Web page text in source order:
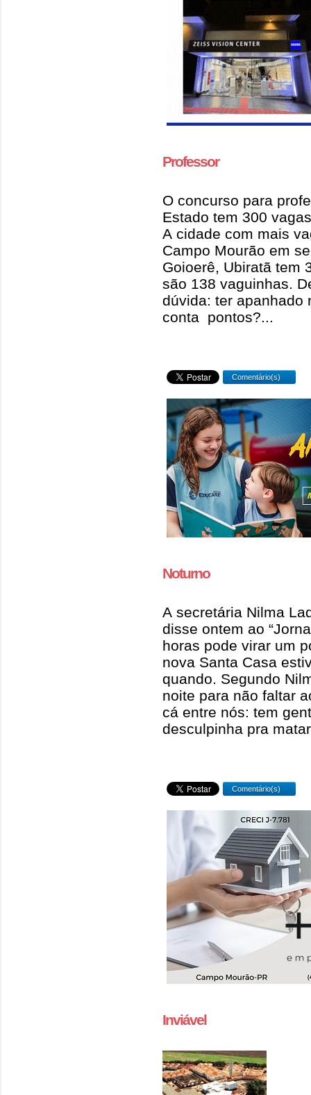
Professor
O concurso para
Estado tem 300
A cidade com mais
Campo Mourão em
Goioerê, Ubiratã tem
são 138 vaguinhas.
dúvida: ter apanhado
conta pontos?...
Comentário(s)
Noturno
A secretária Nilma
disse ontem ao
horas pode virar um
nova Santa Casa
quando. Segundo
noite para não faltar
cá entre nós: tem
desculpinha pra
Comentário(s)
Inviável